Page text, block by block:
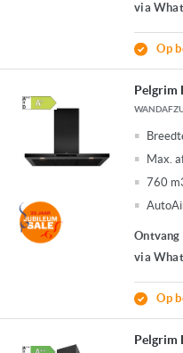
via
Op
Pelgrim
Max.
760
Ontvang
via
Op
Pelgrim